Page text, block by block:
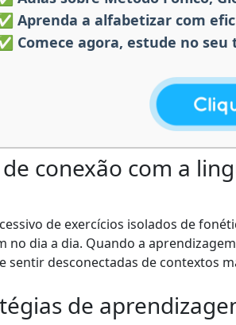
Aprenda a alfabetizar com
Comece agora, estude no seu
conexão com a
de exercícios isolados de
no dia a dia. Quando a
sentir desconectadas de contextos
de